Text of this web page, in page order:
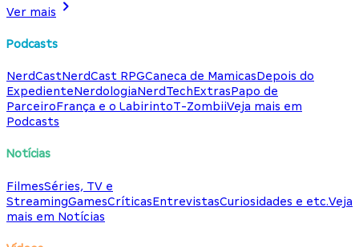
Ver mais
Podcasts
NerdCastNerdCast RPGCaneca de MamicasDepois do
ExpedienteNerdologiaNerdTechExtrasPapo de
ParceiroFrança e o LabirintoT-ZombiiVeja mais em
Podcasts
Notícias
FilmesSéries, TV e
StreamingGamesCríticasEntrevistasCuriosidades e etc.Veja
mais em Notícias